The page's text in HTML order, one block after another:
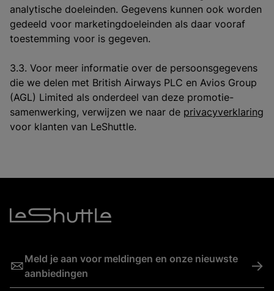
analytische doeleinden. Gegevens kunnen ook worden
gedeeld voor marketingdoeleinden als daar vooraf
toestemming voor is gegeven.
3.3. Voor meer informatie over de persoonsgegevens
die we delen met British Airways PLC en Avios Group
(AGL) Limited als onderdeel van deze promotie-
samenwerking, verwijzen we naar de privacyverklaring
voor klanten van LeShuttle.
Meld je aan voor meldingen en onze nieuwste
aanbiedingen
->